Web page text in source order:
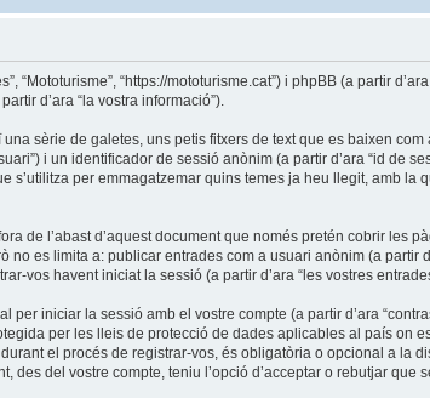
“https://mototurisme.cat”) i phpBB (a partir d’ara
d’ara “la vostra informació”).
sèrie de galetes, uns petis fitxers de text que es baixen com
i un identificador de sessió anònim (a partir d’ara “id de
s’utilitza per emmagatzemar quins temes ja heu llegit, amb la
de l’abast d’aquest document que només pretén cobrir les
es limita a: publicar entrades com a usuari anònim (a partir
vos havent iniciat la sessió (a partir d’ara “les vostres
per iniciar la sessió amb el vostre compte (a partir d’ara
per les lleis de protecció de dades aplicables al país on
el procés de registrar-vos, és obligatòria o opcional a la
del vostre compte, teniu l’opció d’acceptar o rebutjar que